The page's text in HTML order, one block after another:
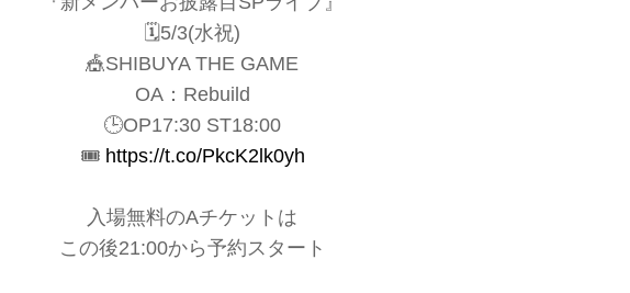
🗓️5/3(水祝)
🎪SHIBUYA THE GAME
OA：Rebuild
🕒OP17:30 ST18:00
🎟️ https://t.co/PkcK2lk0yh
入場無料のAチケットは
この後21:00から予約スタート